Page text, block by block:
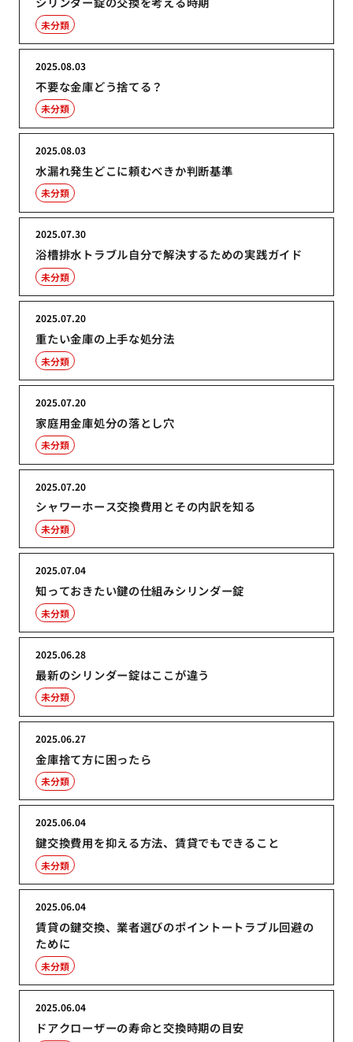
未分類
不要な金庫どう捨てる？
2025.08.03
未分類
水漏れ発生どこに頼むべきか判断基準
2025.08.03
未分類
浴槽排水トラブル自分で解決するための実践ガイド
2025.07.30
未分類
重たい金庫の上手な処分法
2025.07.20
未分類
家庭用金庫処分の落とし穴
2025.07.20
未分類
シャワーホース交換費用とその内訳を知る
2025.07.20
未分類
知っておきたい鍵の仕組みシリンダー錠
2025.07.04
未分類
最新のシリンダー錠はここが違う
2025.06.28
未分類
金庫捨て方に困ったら
2025.06.27
未分類
鍵交換費用を抑える方法、賃貸でもできること
2025.06.04
未分類
賃貸の鍵交換、業者選びのポイントートラブル回避の
ために
2025.06.04
未分類
ドアクローザーの寿命と交換時期の目安
2025.06.04